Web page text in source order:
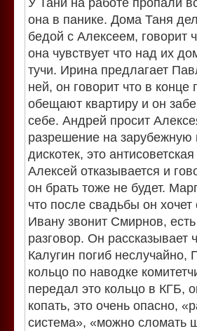
У Тани на работе пропали
она в панике. Дома Таня
бедой с Алексеем, говорит
она чувствует что над их
тучи. Ирина предлагает
ней, он говорит что в конце
обещают квартиру и он
себе. Андрей просит
разрешение на зарубежную
дискотек, это
Алексей отказывается и
он брать тоже не будет.
что после свадьбы он хочет
Ивану звонит Смирнов,
разговор. Он рассказывает
Калугин погиб неслучайно,
кольцо по наводке
передал это кольцо в КГБ,
копать, это очень опасно,
система», «можно сломать